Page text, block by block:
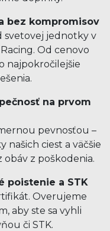
bez kompromisov
svetovej jednotky v
Od cenovo
najpokročilejšie
na prvom
pevnosťou –
našich ciest a väčšie
z poškodenia.
poistenie a STK
Overujeme
aby ste sa vyhli
či STK.